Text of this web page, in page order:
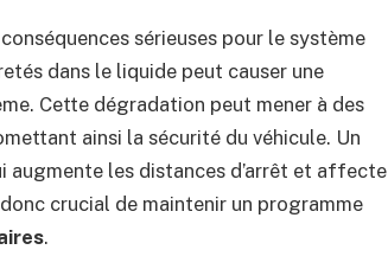
sérieuses pour le système
dans le liquide peut causer une
Cette dégradation peut mener à des
ainsi la sécurité du véhicule. Un
augmente les distances d’arrêt et affecte
crucial de maintenir un programme
.